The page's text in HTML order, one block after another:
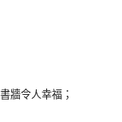
牆令人幸福；